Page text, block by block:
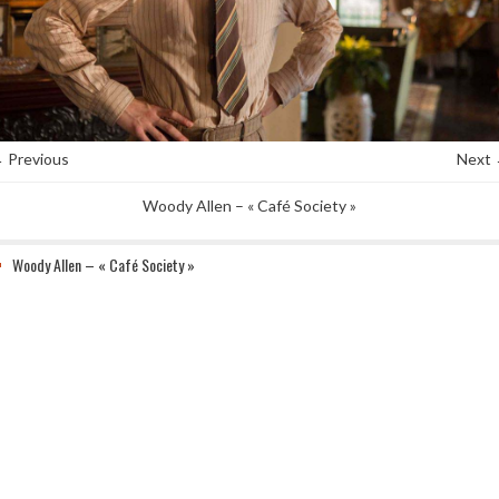
Next
Woody Allen – « Café Society »
Woody Allen – « Café Society »